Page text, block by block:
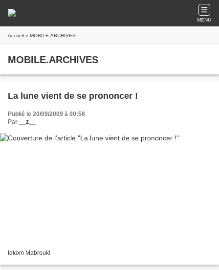
MENU
Accueil » MOBILE.ARCHIVES
MOBILE.ARCHIVES
La lune vient de se prononcer !
Publié le 20/09/2009 à 00:58
Par
__z__
Idkom Mabrouk!